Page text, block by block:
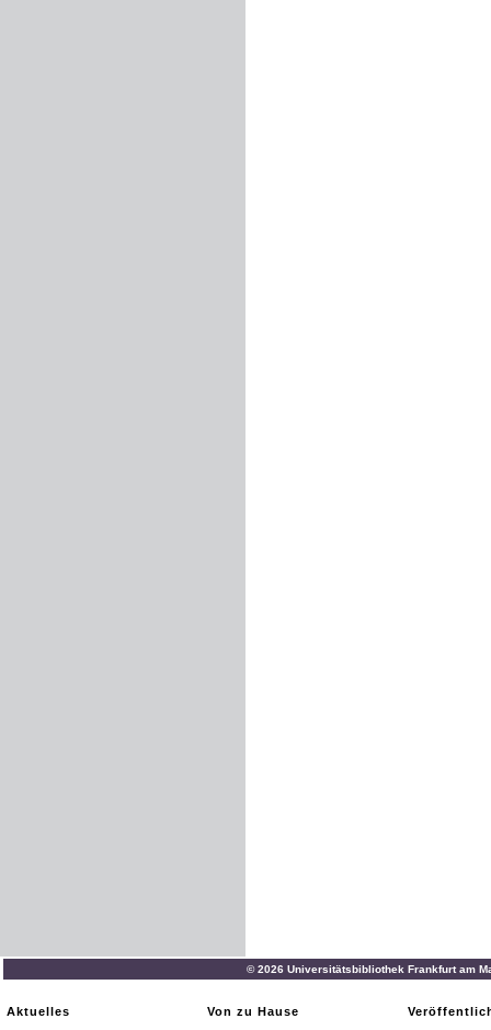
© 2026 Universitätsbibliothek Frankfurt am
Aktuelles
Von zu Hause